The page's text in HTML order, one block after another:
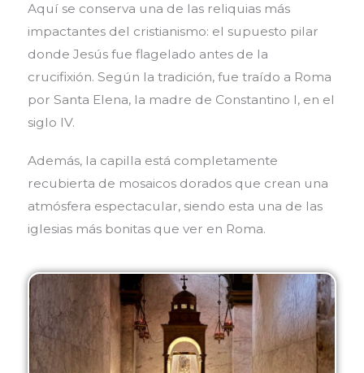
Aquí se conserva una de las reliquias más
impactantes del cristianismo: el supuesto pilar
donde Jesús fue flagelado antes de la
crucifixión. Según la tradición, fue traído a Roma
por Santa Elena, la madre de Constantino I,en el
siglo IV.
Además, la capilla está completamente
recubierta de mosaicos dorados que crean una
atmósfera espectacular, siendo esta una de las
iglesias más bonitas que ver en Roma.